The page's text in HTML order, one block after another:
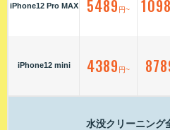
iPhone12 Pro MAX
iPhone12 mini
5489 円~
4389 円~
水没クリーニング